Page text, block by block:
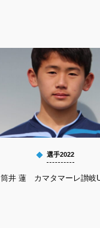
選手2022
筒井 蓮 カマタマーレ讃岐